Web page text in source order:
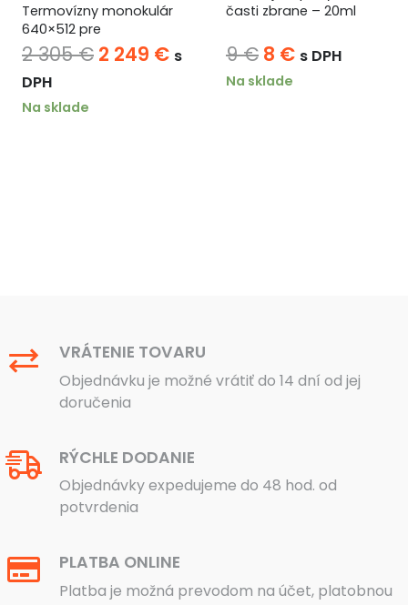
Termovízny monokulár
640×512 pre
profesionálny lov
2 305€ Pôvodná
2 249 €Aktuálna
s
DPH
Na sklade
časti zbrane – 20ml
9€ Pôvodná
cena
8 €Aktuálna
s DPH
Na sklade
VRÁTENIE TOVARU
Objednávku je možné vrátiť do 14 dní od jej
doručenia
RÝCHLE DODANIE
Objednávky expedujeme do 48 hod. od
potvrdenia
PLATBA ONLINE
Platba je možná prevodom na účet, platobnou